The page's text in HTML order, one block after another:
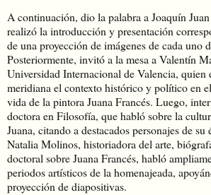
A continuación, dio la palabra a Joaquín
realizó la introducción y presentación
de una proyección de imágenes de cada uno
Posteriormente, invitó a la mesa a Valentín
Universidad Internacional de Valencia,
meridiana el contexto histórico y político en
vida de la pintora Juana Francés. Luego,
doctora en Filosofía, que habló sobre la
Juana, citando a destacados personajes de
Natalia Molinos, historiadora del arte,
doctoral sobre Juana Francés, habló
periodos artísticos de la homenajeada,
proyección de diapositivas.